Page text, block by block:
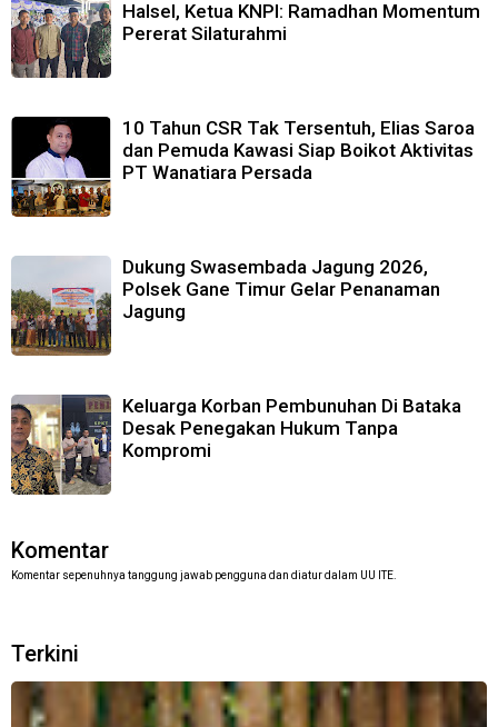
Halsel, Ketua KNPI: Ramadhan Momentum
Pererat Silaturahmi
10 Tahun CSR Tak Tersentuh, Elias Saroa
dan Pemuda Kawasi Siap Boikot Aktivitas
PT Wanatiara Persada
Dukung Swasembada Jagung 2026,
Polsek Gane Timur Gelar Penanaman
Jagung
Keluarga Korban Pembunuhan Di Bataka
Desak Penegakan Hukum Tanpa
Kompromi
Komentar
Komentar sepenuhnya tanggung jawab pengguna dan diatur dalam UU ITE.
Terkini